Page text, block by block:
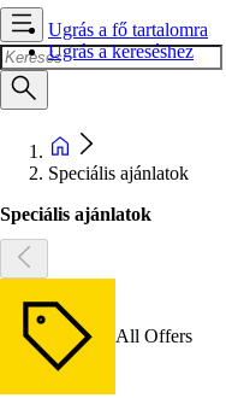
Ugrás a fő tartalomra
Ugrás a kereséshez
Speciális ajánlatok
Speciális ajánlatok
All Offers